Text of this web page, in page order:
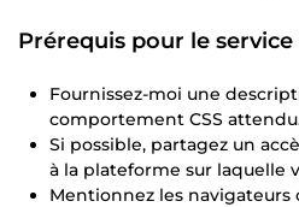
Prérequis pour le service
Fournissez-moi une
comportement CSS
Si possible, partagez un
à la plateforme sur laquelle
Mentionnez les